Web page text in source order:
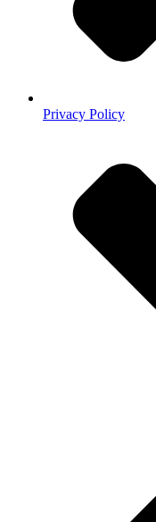
Privacy Policy